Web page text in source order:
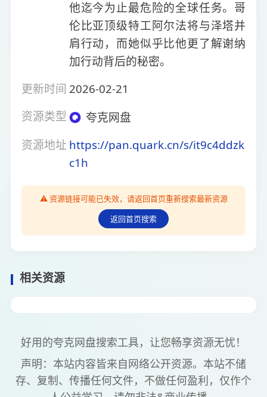
他迄今为止最危险的全球任务。哥
伦比亚顶级特工阿尔法将与泽塔并
肩行动，而她似乎比他更了解谢纳
加行动背后的秘密。
更新时间 2026-02-21
资源类型
夸克网盘
资源地址 https://pan.quark.cn/s/it9c4ddzk
c1h
⚠️ 资源链接可能已失效，请返回首页重新搜索最新资源
返回首页搜索
相关资源
好用的夸克网盘搜索工具，让您畅享资源无忧！
声明：本站内容皆来自网络公开资源。本站不储
存、复制、传播任何文件，不做任何盈利，仅作个